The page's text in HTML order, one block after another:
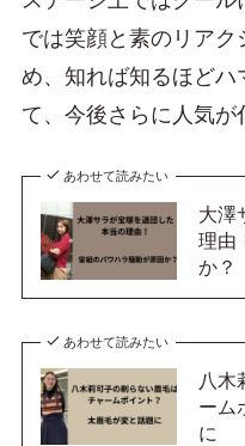
では笑顔と素のリア
め、知れば知るほどハ
て、今後さらに人気が
あわせて読みたい
大澤
理由
か？
あわせて読みたい
八木
ーム
に